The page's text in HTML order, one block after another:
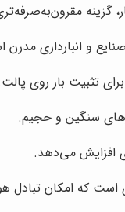
گزینه
صنایع و انبارداری
تثبیت بار روی
سنگین و حجیم.
افزایش می‌دهد.
است که امکان